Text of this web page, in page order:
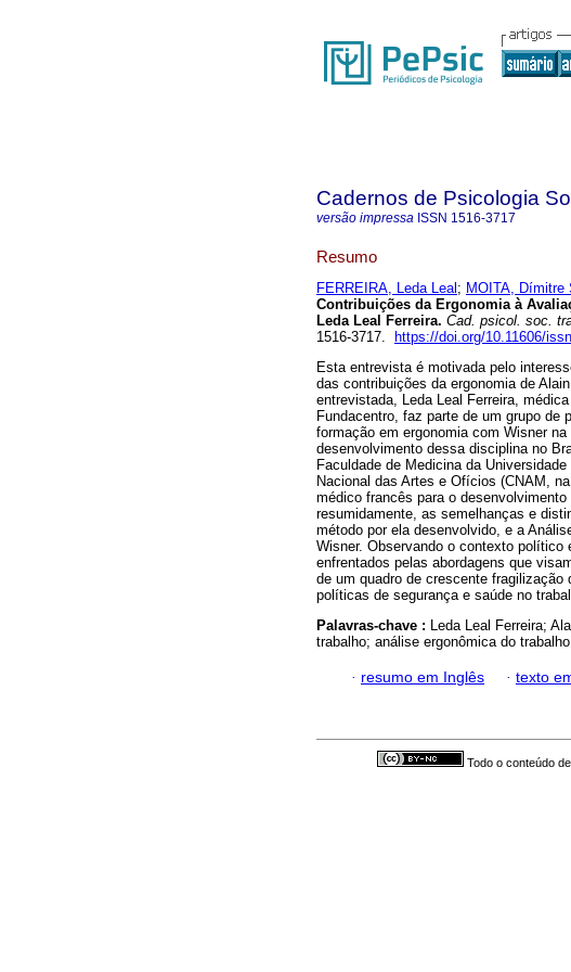
Cadernos de Psicologia
versão impressa ISSN 1516-3717
Resumo
FERREIRA, Leda Leal ; MOITA, Dímitre
Contribuições da Ergonomia à
Leda Leal Ferreira. Cad. psicol. soc.
1516-3717.
https://doi.org/10.11606/
Esta entrevista é motivada pelo
das contribuições da ergonomia de
entrevistada, Leda Leal Ferreira,
Fundacentro, faz parte de um grupo de
formação em ergonomia com Wisner
desenvolvimento dessa disciplina no
Faculdade de Medicina da
Nacional das Artes e Ofícios (CNAM,
médico francês para o
resumidamente, as semelhanças e
método por ela desenvolvido, e a
Wisner. Observando o contexto
enfrentados pelas abordagens que
de um quadro de crescente
políticas de segurança e saúde no
Palavras-chave : Leda Leal Ferreira;
trabalho; análise ergonômica do
· resumo em Inglês · texto
Todo o conteúdo